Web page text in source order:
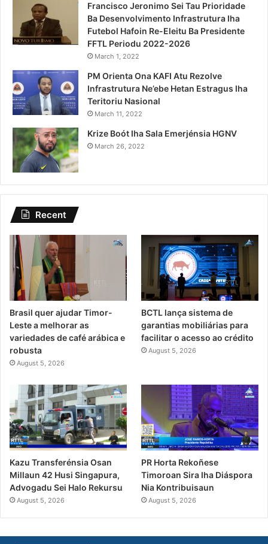
Francisco Jeronimo Sei Tau Prioridade
Ba Desenvolvimento Infrastrutura Iha
Futebol Hafoin Re-Eleitu Ba Presidente
FFTL Periodu 2022-2026
March 1, 2022
PM Orienta Ona KAFI Atu Rezolve
Infrastrutura Ne’ebe Hetan Estragus Iha
Teritoriu Nasional
March 11, 2022
Krize Boót Iha Sala Emerjénsia HGNV
March 26, 2022
Recent
Brasil quer ajudar Timor-
Leste a melhorar as
variedades de café arábica e
robusta
August 5, 2026
BCTL lança sistema de
garantias mobiliárias para
facilitar o acesso ao crédito
August 5, 2026
Kazu Transferénsia Osan
Millaun 42 Husi Singapura,
Advogadu Sei Halo Rekursu
August 5, 2026
PR Horta Rekoñese
Timoroan Sira Iha Diáspora
Nia Kontribuisaun
August 5, 2026